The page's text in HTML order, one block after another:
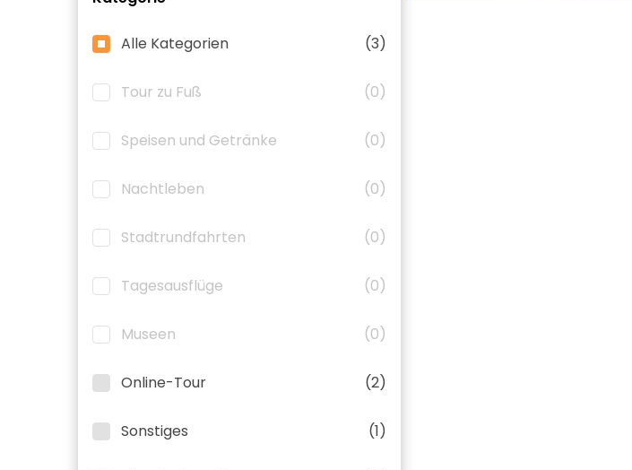
Alle Kategorien (3)
Tour zu Fuß (0)
Speisen und Getränke (0)
Nachtleben (0)
Stadtrundfahrten (0)
Tagesausflüge (0)
Museen (0)
Online-Tour (2)
Sonstiges (1)